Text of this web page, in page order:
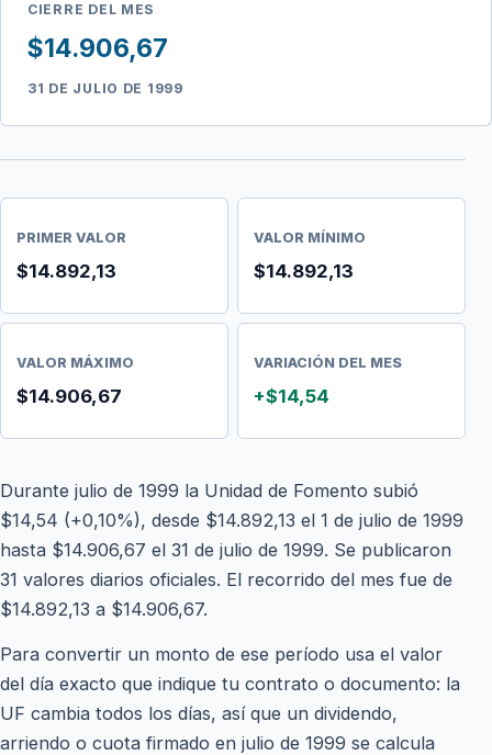
CIERRE DEL MES
$14.906,67
31 DE JULIO DE 1999
PRIMER VALOR
$14.892,13
VALOR MÍNIMO
$14.892,13
VALOR MÁXIMO
$14.906,67
VARIACIÓN DEL MES
+$14,54
Durante julio de 1999 la Unidad de Fomento subió
$14,54 (+0,10%), desde $14.892,13 el 1 de julio de 1999
hasta $14.906,67 el 31 de julio de 1999. Se publicaron
31 valores diarios oficiales. El recorrido del mes fue de
$14.892,13 a $14.906,67.
Para convertir un monto de ese período usa el valor
del día exacto que indique tu contrato o documento: la
UF cambia todos los días, así que un dividendo,
arriendo o cuota firmado en julio de 1999 se calcula